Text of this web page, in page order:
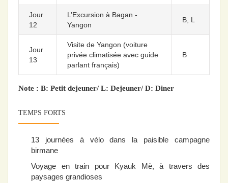
Jour
12
L’Excursion à Bagan -
Yangon
B, L
Jour
13
Visite de Yangon (voiture
privée climatisée avec guide
parlant français)
B
Note : B: Petit dejeuner/ L: Dejeuner/ D: Diner
TEMPS FORTS
13 journées à vélo dans la paisible campagne
birmane
Voyage en train pour Kyauk Mè, à travers des
paysages grandioses